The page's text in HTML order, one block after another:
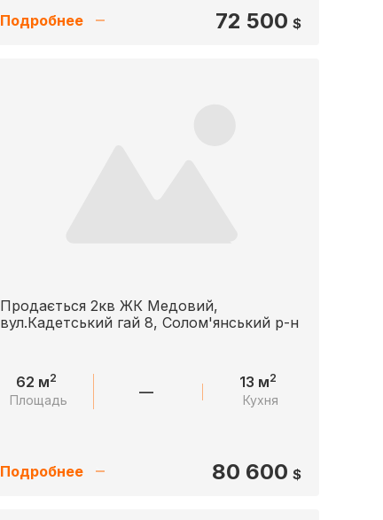
Подробнее 72 500 $
Продається 2кв ЖК Медовий,
вул.Кадетський гай 8, Солом'янський р-н
62 м2
Площадь —
13 м2
Кухня
Подробнее 80 600 $